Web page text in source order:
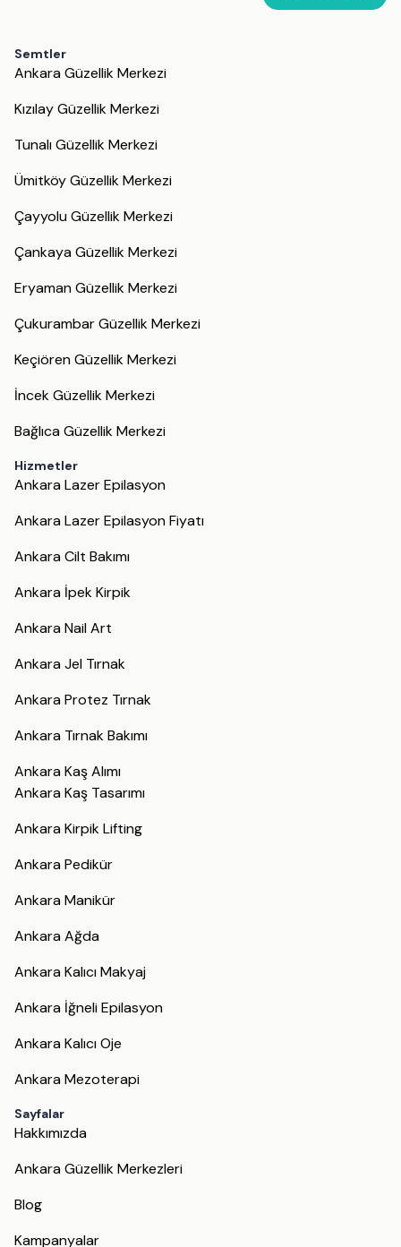
Semtler
Ankara Güzellik Merkezi
Kızılay Güzellik Merkezi
Tunalı Güzellik Merkezi
Ümitköy Güzellik Merkezi
Çayyolu Güzellik Merkezi
Çankaya Güzellik Merkezi
Eryaman Güzellik Merkezi
Çukurambar Güzellik Merkezi
Keçiören Güzellik Merkezi
İncek Güzellik Merkezi
Bağlıca Güzellik Merkezi
Hizmetler
Ankara Lazer Epilasyon
Ankara Lazer Epilasyon Fiyatı
Ankara Cilt Bakımı
Ankara İpek Kirpik
Ankara Nail Art
Ankara Jel Tırnak
Ankara Protez Tırnak
Ankara Tırnak Bakımı
Ankara Kaş Alımı
Ankara Kaş Tasarımı
Ankara Kirpik Lifting
Ankara Pedikür
Ankara Manikür
Ankara Ağda
Ankara Kalıcı Makyaj
Ankara İğneli Epilasyon
Ankara Kalıcı Oje
Ankara Mezoterapi
Sayfalar
Hakkımızda
Ankara Güzellik Merkezleri
Blog
Kampanyalar